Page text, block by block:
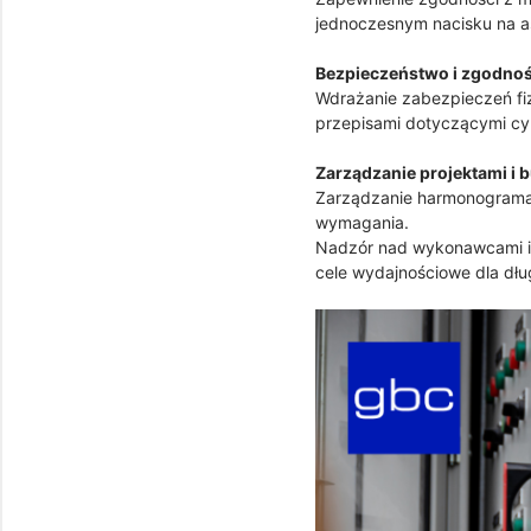
jednoczesnym nacisku na
Bezpieczeństwo i
Wdrażanie zabezpieczeń
przepisami dotyczącymi
Zarządzanie projektami i
Zarządzanie
wymagania.
Nadzór nad wykonawcami
cele wydajnościowe dla